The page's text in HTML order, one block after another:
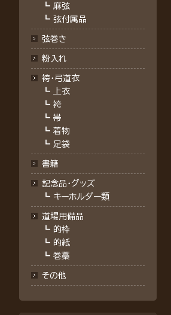
┗ 麻弦
┗ 弦付属品
弦巻き
粉入れ
袴・弓道衣
┗
上衣
┗ 袴
┗ 帯
┗ 着物
┗ 足袋
書籍
記念品・グッズ
┗ キーホルダー類
道場用備品
┗ 的枠
┗ 的紙
┗ 巻藁
その他